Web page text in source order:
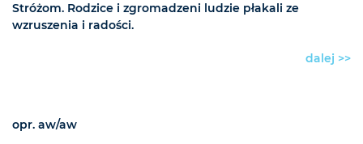
Stróżom. Rodzice i zgromadzeni ludzie płakali ze
wzruszenia i radości.
dalej >>
opr. aw/aw